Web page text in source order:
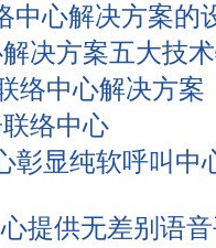
中心解决方案的
决方案五大技
络中心解决方案
络中心
彰显纯软呼叫中
提供无差别语